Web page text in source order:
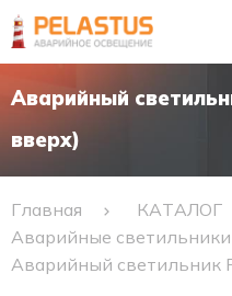
Аварийный
вверх)
Главная
КАТАЛОГ
Аварийные светильники
Аварийный светильник